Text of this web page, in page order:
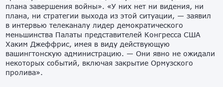
плана завершения войны». «У них нет ни видения, ни
плана, ни стратегии выхода из этой ситуации, — заявил
в интервью телеканалу лидер демократического
меньшинства Палаты представителей Конгресса США
Хаким Джеффрис, имея в виду действующую
вашингтонскую администрацию. — Они явно не ожидали
некоторых событий, включая закрытие Ормузского
пролива».